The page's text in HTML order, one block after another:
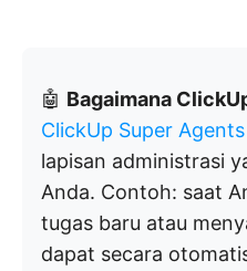
🤖 Bagaimana
ClickUp Super Agents
lapisan administrasi
Anda. Contoh: saat
tugas baru atau
dapat secara